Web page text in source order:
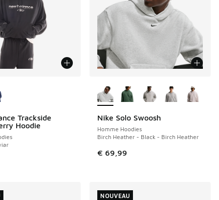
Trackside
Hoodie
Nike Solo Swoosh
Homme Hoodies
Birch Heather - Black - Birch Heather
€ 69,99
NOUVEAU
NOUVEAU